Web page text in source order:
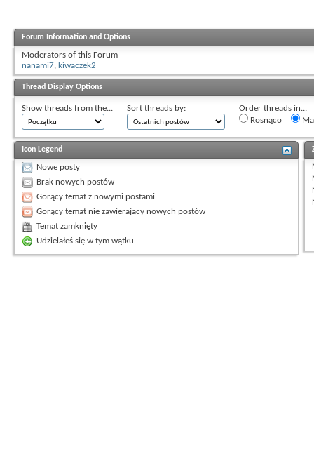
Forum Information and Options
Moderators of this Forum
nanami7, kiwaczek2
Thread Display Options
Show threads from the... Sort threads by:
Order threads in...
Rosnąco
Icon Legend
Nowe posty
Brak nowych postów
Gorący temat z nowymi postami
Gorący temat nie zawierający nowych postów
Temat zamknięty
Udzielałeś się w tym wątku